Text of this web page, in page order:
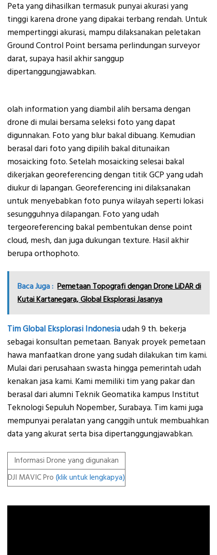
Peta yang dihasilkan termasuk punyai akurasi yang
tinggi karena drone yang dipakai terbang rendah. Untuk
mempertinggi akurasi, mampu dilaksanakan peletakan
Ground Control Point bersama perlindungan surveyor
darat, supaya hasil akhir sanggup
dipertanggungjawabkan.
olah information yang diambil alih bersama dengan
drone di mulai bersama seleksi foto yang dapat
digunnakan. Foto yang blur bakal dibuang. Kemudian
berasal dari foto yang dipilih bakal ditunaikan
mosaicking foto. Setelah mosaicking selesai bakal
dikerjakan georeferencing dengan titik GCP yang udah
diukur di lapangan. Georeferencing ini dilaksanakan
untuk menyebabkan foto punya wilayah seperti lokasi
sesungguhnya dilapangan. Foto yang udah
tergeoreferencing bakal pembentukan dense point
cloud, mesh, dan juga dukungan texture. Hasil akhir
berupa orthophoto.
Baca Juga : Pemetaan Topografi dengan Drone LiDAR di
Kutai Kartanegara, Global Eksplorasi Jasanya
Tim Global Eksplorasi Indonesiaudah 9 th. bekerja
sebagai konsultan pemetaan. Banyak proyek pemetaan
hawa manfaatkan drone yang sudah dilakukan tim kami.
Mulai dari perusahaan swasta hingga pemerintah udah
kenakan jasa kami. Kami memiliki tim yang pakar dan
berasal dari alumni Teknik Geomatika kampus Institut
Teknologi Sepuluh Nopember, Surabaya. Tim kami juga
mempunyai peralatan yang canggih untuk membuahkan
data yang akurat serta bisa dipertanggungjawabkan.
Informasi Drone yang digunakan
DJI MAVIC Pro (klik untuk lengkapya)